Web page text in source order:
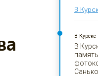
В
В Курске
В
Санько